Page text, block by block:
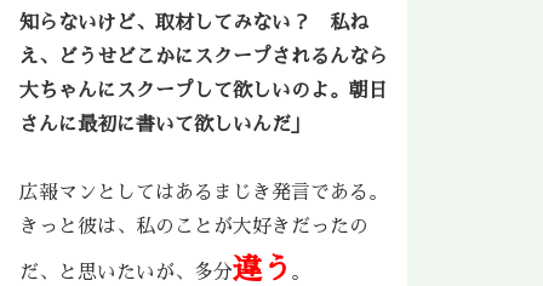
知らないけど、取材してみない？ 私ね
え、どうせどこかにスクープされるんなら
大ちゃんにスクープして欲しいのよ。朝日
さんに最初に書いて欲しいんだ」
広報マンとしてはあるまじき発言である。
きっと彼は、私のことが大好きだったの
だ、と思いたいが、多分違う 。